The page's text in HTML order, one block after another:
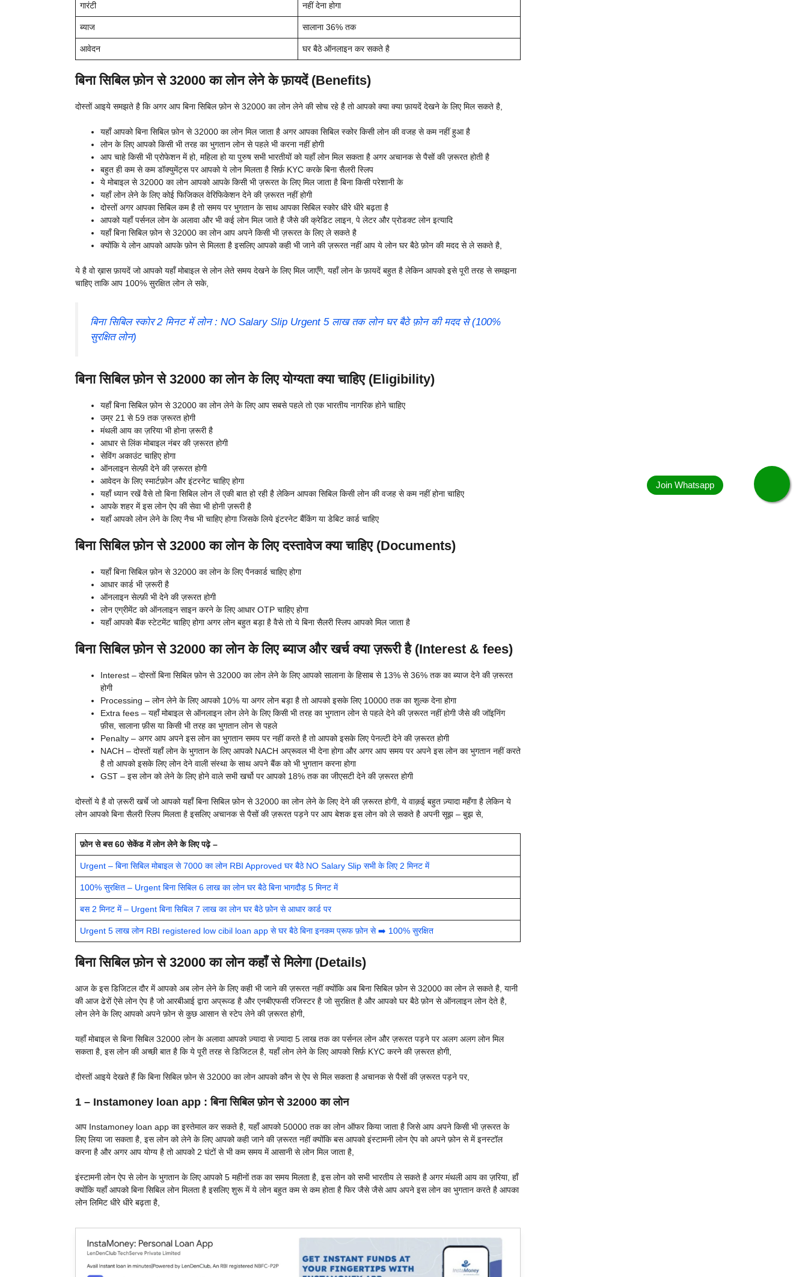
गारंटी नहीं देना होगा
ब्याज सालाना 36% तक
आवेदन घर बैठे ऑनलाइन कर सकते है
बिना सिबिल फ़ोन से 32000 का लोन लेने के फ़ायदें (Benefits)
दोस्तों आइये समझते है कि अगर आप बिना सिबिल फ़ोन से 32000 का लोन लेने की सोच रहे है तो आपको क्या क्या फ़ायदें देखने के लिए मिल सकते है,
यहाँ आपको बिना सिबिल फ़ोन से 32000 का लोन मिल जाता है अगर आपका सिबिल स्कोर किसी लोन की वजह से कम नहीं हुआ है
लोन के लिए आपको किसी भी तरह का भुगतान लोन से पहले भी करना नहीं होगी
आप चाहे किसी भी प्रोफेशन में हो, महिला हो या पुरुष सभी भारतीयों को यहाँ लोन मिल सकता है अगर अचानक से पैसों की ज़रूरत होती है
बहुत ही कम से कम डॉक्युमेंट्स पर आपको ये लोन मिलता है सिर्फ़ KYC करके बिना सैलरी स्लिप
ये मोबाइल से 32000 का लोन आपको आपके किसी भी ज़रूरत के लिए मिल जाता है बिना किसी परेशानी के
यहाँ लोन लेने के लिए कोई फिजिकल वेरिफिकेशन देने की ज़रूरत नहीं होगी
दोस्तों अगर आपका सिबिल कम है तो समय पर भुगतान के साथ आपका सिबिल स्कोर धीरे धीरे बढ़ता है
आपको यहाँ पर्सनल लोन के अलावा और भी कई लोन मिल जाते है जैसे की क्रेडिट लाइन, पे लेटर और प्रोडक्ट लोन इत्यादि
यहाँ बिना सिबिल फ़ोन से 32000 का लोन आप अपने किसी भी ज़रूरत के लिए ले सकते है
क्योंकि ये लोन आपको आपके फ़ोन से मिलता है इसलिए आपको कही भी जाने की ज़रूरत नहीं आप ये लोन घर बैठे फ़ोन की मदद से ले सकते है,
ये है वो ख़ास फ़ायदें जो आपको यहाँ मोबाइल से लोन लेते समय देखने के लिए मिल जाएँगे, यहाँ लोन के फ़ायदें बहुत है लेकिन आपको इसे पूरी तरह से समझना
चाहिए ताकि आप 100% सुरक्षित लोन ले सके,
बिना सिबिल स्कोर 2 मिनट में लोन : NO Salary Slip Urgent 5 लाख तक लोन घर बैठे फ़ोन की मदद से (100%
सुरक्षित लोन)
बिना सिबिल फ़ोन से 32000 का लोन के लिए योग्यता क्या चाहिए (Eligibility)
यहाँ बिना सिबिल फ़ोन से 32000 का लोन लेने के लिए आप सबसे पहले तो एक भारतीय नागरिक होने चाहिए
उम्र 21 से 59 तक ज़रूरत होगी
मंथली आय का ज़रिया भी होना ज़रूरी है
आधार से लिंक मोबाइल नंबर की ज़रूरत होगी
सेविंग अकाउंट चाहिए होगा
ऑनलाइन सेल्फ़ी देने की ज़रूरत होगी
आवेदन के लिए स्मार्टफ़ोन और इंटरनेट चाहिए होगा
यहाँ ध्यान रखें वैसे तो बिना सिबिल लोन लें एकी बात हो रही है लेकिन आपका सिबिल किसी लोन की वजह से कम नहीं होना चाहिए
आपके शहर में इस लोन ऐप की सेवा भी होनी ज़रूरी है
यहाँ आपको लोन लेने के लिए नैच भी चाहिए होगा जिसके लिये इंटरनेट बैंकिंग या डेबिट कार्ड चाहिए
बिना सिबिल फ़ोन से 32000 का लोन के लिए दस्तावेज क्या चाहिए (Documents)
यहाँ बिना सिबिल फ़ोन से 32000 का लोन के लिए पैनकार्ड चाहिए होगा
आधार कार्ड भी ज़रूरी है
ऑनलाइन सेल्फ़ी भी देने की ज़रूरत होगी
लोन एग्रीमेंट को ऑनलाइन साइन करने के लिए आधार OTP चाहिए होगा
यहाँ आपको बैंक स्टेटमेंट चाहिए होगा अगर लोन बहुत बड़ा है वैसे तो ये बिना सैलरी स्लिप आपको मिल जाता है
बिना सिबिल फ़ोन से 32000 का लोन के लिए ब्याज और खर्च क्या ज़रूरी है (Interest & fees)
Interest – दोस्तों बिना सिबिल फ़ोन से 32000 का लोन लेने के लिए आपको सालाना के हिसाब से 13% से 36% तक का ब्याज देने की ज़रूरत
होगी
Processing – लोन लेने के लिए आपको 10% या अगर लोन बड़ा है तो आपको इसके लिए 10000 तक का शुल्क देना होगा
Extra fees – यहाँ मोबाइल से ऑनलाइन लोन लेने के लिए किसी भी तरह का भुगतान लोन से पहले देने की ज़रूरत नहीं होगी जैसे की जॉइनिंग
फ़ीस, सालाना फ़ीस या किसी भी तरह का भुगतान लोन से पहले
Penalty – अगर आप अपने इस लोन का भुगतान समय पर नहीं करते है तो आपको इसके लिए पेनल्टी देने की ज़रूरत होगी
NACH – दोस्तों यहाँ लोन के भुगतान के लिए आपको NACH अप्रूवल भी देना होगा और अगर आप समय पर अपने इस लोन का भुगतान नहीं करते
है तो आपको इसके लिए लोन देने वाली संस्था के साथ अपने बैंक को भी भुगतान करना होगा
GST – इस लोन को लेने के लिए होने वाले सभी खर्चो पर आपको 18% तक का जीएसटी देने की ज़रूरत होगी
दोस्तों ये है वो ज़रूरी खर्चे जो आपको यहाँ बिना सिबिल फ़ोन से 32000 का लोन लेने के लिए देने की ज़रूरत होगी, ये वाक़ई बहुत ज़्यादा महँगा है लेकिन ये
लोन आपको बिना सैलरी स्लिप मिलता है इसलिए अचानक से पैसों की ज़रूरत पड़ने पर आप बेशक इस लोन को ले सकते है अपनी सूझ – बुझ से,
फ़ोन से बस 60 सेकेंड में लोन लेने के लिए पढ़े –
Urgent – बिना सिबिल मोबाइल से 7000 का लोन RBI Approved घर बैठे NO Salary Slip सभी के लिए 2 मिनट में
100% सुरक्षित – Urgent बिना सिबिल 6 लाख का लोन घर बैठे बिना भागदौड़ 5 मिनट में
बस 2 मिनट में – Urgent बिना सिबिल 7 लाख का लोन घर बैठे फ़ोन से आधार कार्ड पर
Urgent 5 लाख लोन RBI registered low cibil loan app से घर बैठे बिना इनकम प्रूफ फ़ोन से ➡️ 100% सुरक्षित
बिना सिबिल फ़ोन से 32000 का लोन कहाँ से मिलेगा (Details)
आज के इस डिजिटल दौर में आपको अब लोन लेने के लिए कही भी जाने की ज़रूरत नहीं क्योंकि अब बिना सिबिल फ़ोन से 32000 का लोन ले सकते है, यानी
की आज ढेरों ऐसे लोन ऐप है जो आरबीआई द्वारा अप्रूव्ड है और एनबीएफसी रजिस्टर है जो सुरक्षित है और आपको घर बैठे फ़ोन से ऑनलाइन लोन देते है,
लोन लेने के लिए आपको अपने फ़ोन से कुछ आसान से स्टेप लेने की ज़रूरत होगी,
यहाँ मोबाइल से बिना सिबिल 32000 लोन के अलावा आपको ज़्यादा से ज़्यादा 5 लाख तक का पर्सनल लोन और ज़रूरत पड़ने पर अलग अलग लोन मिल
सकता है, इस लोन की अच्छी बात है कि ये पूरी तरह से डिजिटल है, यहाँ लोन लेने के लिए आपको सिर्फ़ KYC करने की ज़रूरत होगी,
दोस्तों आइये देखते हैं कि बिना सिबिल फ़ोन से 32000 का लोन आपको कौन से ऐप से मिल सकता है अचानक से पैसों की ज़रूरत पड़ने पर,
1 – Instamoney loan app : बिना सिबिल फ़ोन से 32000 का लोन
आप Instamoney loan app का इस्तेमाल कर सकते है, यहाँ आपको 50000 तक का लोन ऑफर किया जाता है जिसे आप अपने किसी भी ज़रूरत के
लिए लिया जा सकता है, इस लोन को लेने के लिए आपको कही जाने की ज़रूरत नहीं क्योंकि बस आपको इंस्टामनी लोन ऐप को अपने फ़ोन से में इनस्टॉल
करना है और अगर आप योग्य है तो आपको 2 घंटों से भी कम समय में आसानी से लोन मिल जाता है,
इंस्टामनी लोन ऐप से लोन के भुगतान के लिए आपको 5 महीनों तक का समय मिलता है, इस लोन को सभी भारतीय ले सकते है अगर मंथली आय का ज़रिया, हाँ
क्योंकि यहाँ आपको बिना सिबिल लोन मिलता है इसलिए शुरू में ये लोन बहुत कम से कम होता है फिर जैसे जैसे आप अपने इस लोन का भुगतान करते है आपका
लोन लिमिट धीरे धीरे बढ़ता है,